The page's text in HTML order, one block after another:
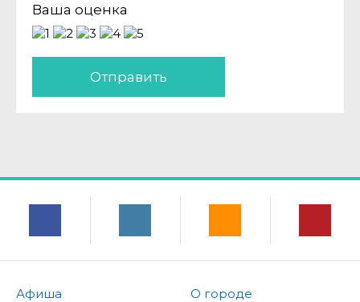
Ваша оценка
Отправить
Афиша
О городе